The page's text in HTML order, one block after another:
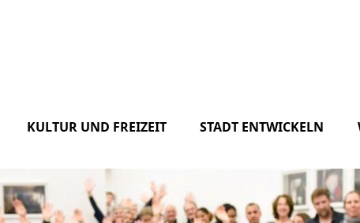
KULTUR UND FREIZEIT STADT ENTWICKELN